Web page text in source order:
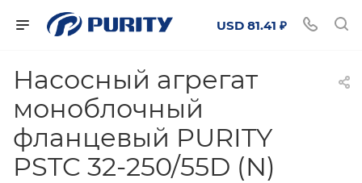
USD 81.41 ₽
Насосный агрегат
моноблочный
фланцевый PURITY
PSTC 32-250/55D (N)